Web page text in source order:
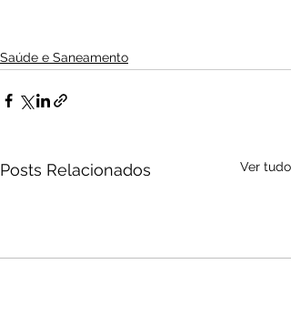
Saúde e Saneamento
Posts Relacionados Ver tudo